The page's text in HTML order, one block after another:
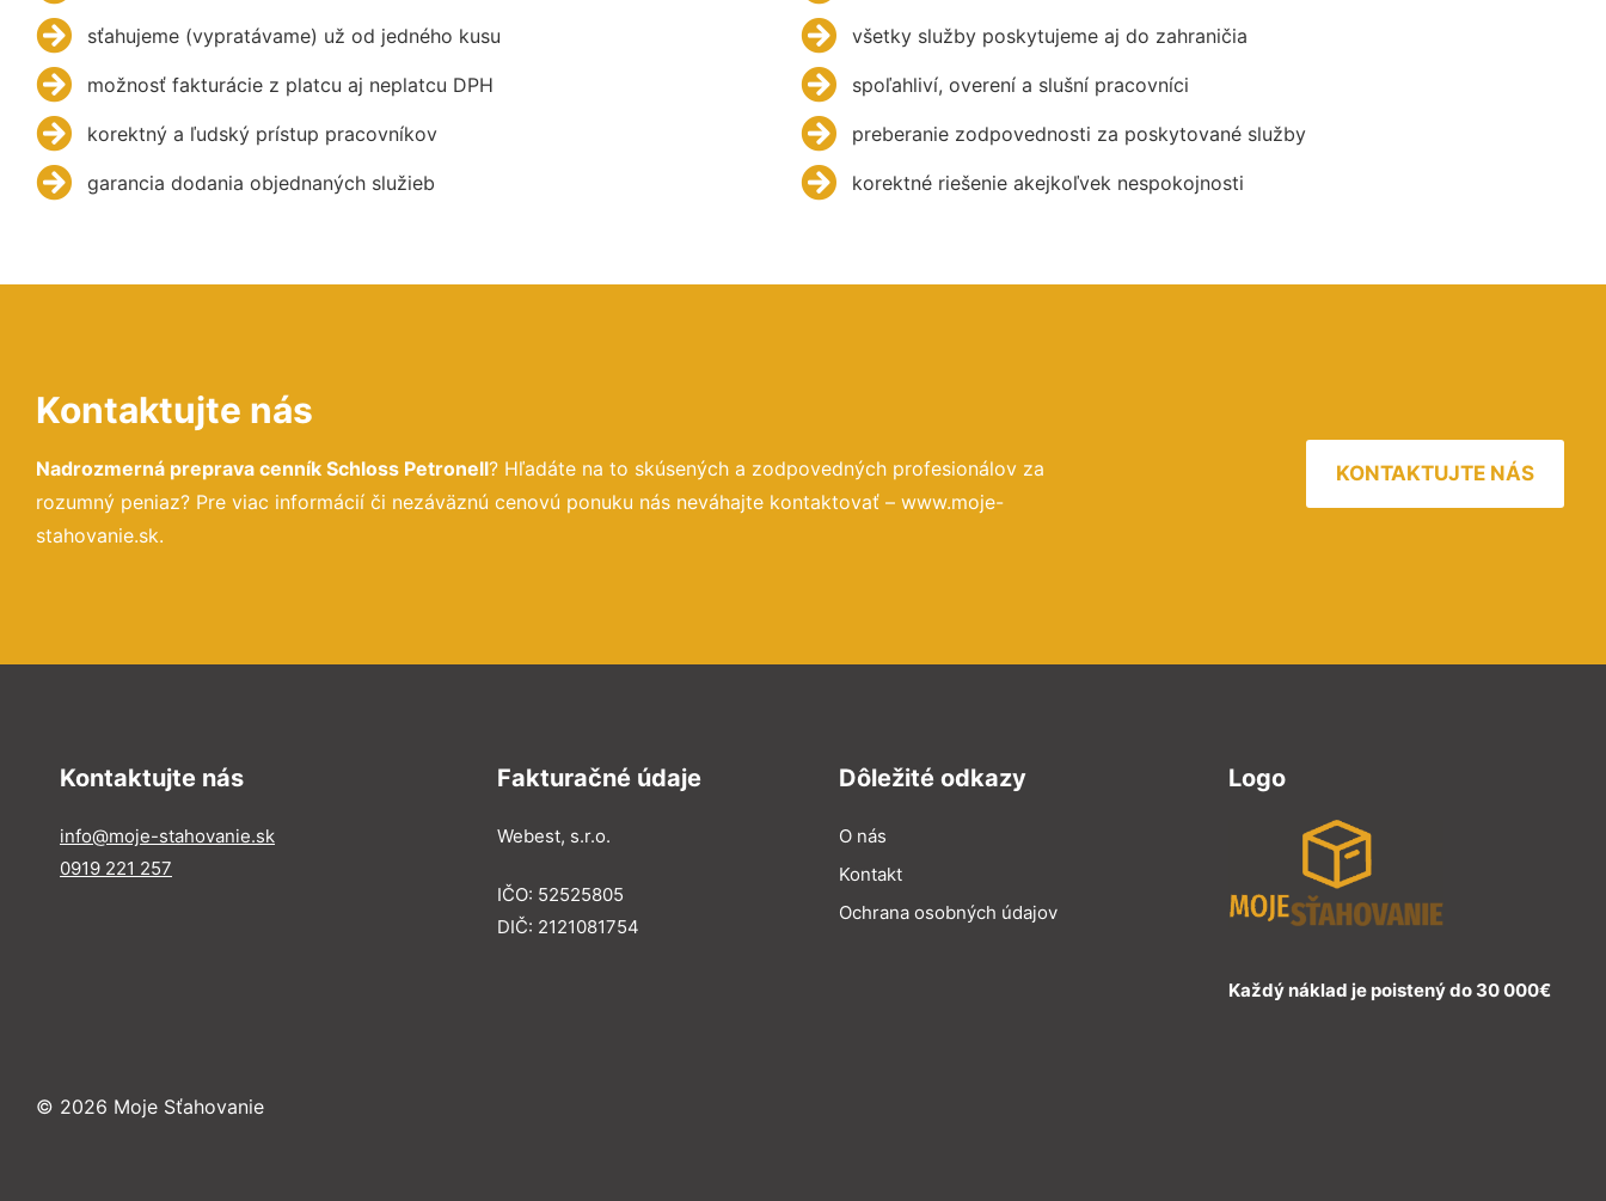
sťahujeme (vypratávame) už od jedného kusu
možnosť fakturácie z platcu aj neplatcu DPH
korektný a ľudský prístup pracovníkov
garancia dodania objednaných služieb
všetky služby poskytujeme aj do zahraničia
spoľahliví, overení a slušní pracovníci
preberanie zodpovednosti za poskytované služby
korektné riešenie akejkoľvek nespokojnosti
Kontaktujte nás
Nadrozmerná preprava cenník Schloss Petronell? Hľadáte na to skúsených a zodpovedných profesionálov za
rozumný peniaz? Pre viac informácií či nezáväznú cenovú ponuku nás neváhajte kontaktovať – www.moje-
stahovanie.sk.
KONTAKTUJTE NÁS
Kontaktujte nás
info@moje-stahovanie.sk
0919 221 257
Fakturačné údaje
Webest, s.r.o.
IČO: 52525805
DIČ: 2121081754
Dôležité odkazy
O nás
Kontakt
Ochrana osobných údajov
Logo
Každý náklad je poistený do 30 000€
© 2026 Moje Sťahovanie